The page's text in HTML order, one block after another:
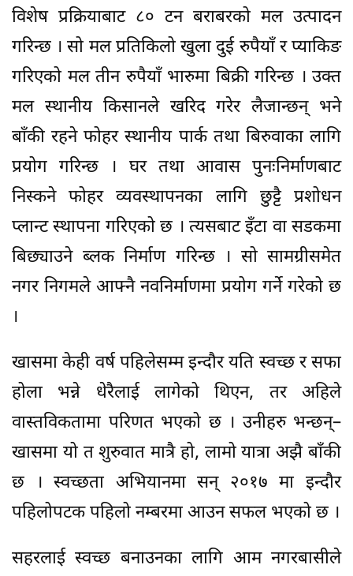
विशेष प्रक्रियाबाट ८० टन बराबरको मल उत्पादन
गरिन्छ । सो मल प्रतिकिलो खुला दुई रुपैयाँ र प्याकिङ
गरिएको मल तीन रुपैयाँ भारुमा बिक्री गरिन्छ । उक्त
मल स्थानीय किसानले खरिद गरेर लैजान्छन् भने
बाँकी रहने फोहर स्थानीय पार्क तथा बिरुवाका लागि
प्रयोग गरिन्छ । घर तथा आवास पुनःनिर्माणबाट
निस्कने फोहर व्यवस्थापनका लागि छुट्टै प्रशोधन
प्लान्ट स्थापना गरिएको छ । त्यसबाट इँटा वा सडकमा
बिछ्याउने ब्लक निर्माण गरिन्छ । सो सामग्रीसमेत
नगर निगमले आफ्नै नवनिर्माणमा प्रयोग गर्ने गरेको छ
।
खासमा केही वर्ष पहिलेसम्म इन्दौर यति स्वच्छ र सफा
होला भन्ने धेरैलाई लागेको थिएन, तर अहिले
वास्तविकतामा परिणत भएको छ । उनीहरु भन्छन्–
खासमा यो त शुरुवात मात्रै हो, लामो यात्रा अझै बाँकी
छ । स्वच्छता अभियानमा सन् २०१७ मा इन्दौर
पहिलोपटक पहिलो नम्बरमा आउन सफल भएको छ ।
सहरलाई स्वच्छ बनाउनका लागि आम नगरबासीले